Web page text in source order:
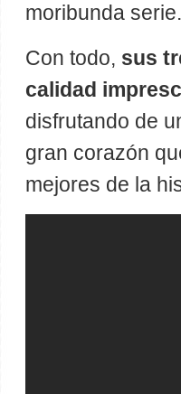
moribunda serie.
Con todo, sus
calidad
disfrutando de
gran corazón
mejores de la